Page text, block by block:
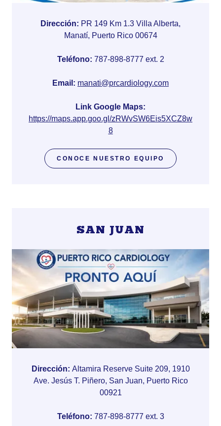
Dirección: PR 149 Km 1.3 Villa Alberta,
Manatí, Puerto Rico 00674
Teléfono: 787-898-8777 ext. 2
Email: manati@prcardiology.com
Link Google Maps:
https://maps.app.goo.gl/zRWvSW6Eis5XCZ8w
8
CONOCE NUESTRO EQUIPO
SAN JUAN
Dirección: Altamira Reserve Suite 209, 1910
Ave. Jesús T. Piñero, San Juan, Puerto Rico
00921
Teléfono: 787-898-8777 ext. 3